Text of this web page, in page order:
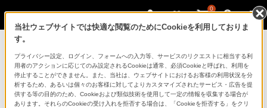
0
コンポーネントオーディオ
3ウェイ・スピーカーシステム
SS-CS3M2
NEW 新発売
当社ウェブサイトでは快適な閲覧のためにCookieを利用しておりま
す。
プライバシー設定、ログイン、フォームへの入力等、サービスのリクエストに相当する利
用者のアクションに応じてのみ設定されるCookieは通常、必須Cookieと呼ばれ、利用を
停止することができません。また、当社は、ウェブサイトにおけるお客様の利用状況を分
析するため、あるいは個々のお客様に対してよりカスタマイズされたサービス・広告を提
供する等の目的のため、Cookieおよび類似技術を使用して一定の情報を収集する場合が
あります。それらのCookieの受け入れを拒否する場合は、「Cookieを拒否する」をクリ